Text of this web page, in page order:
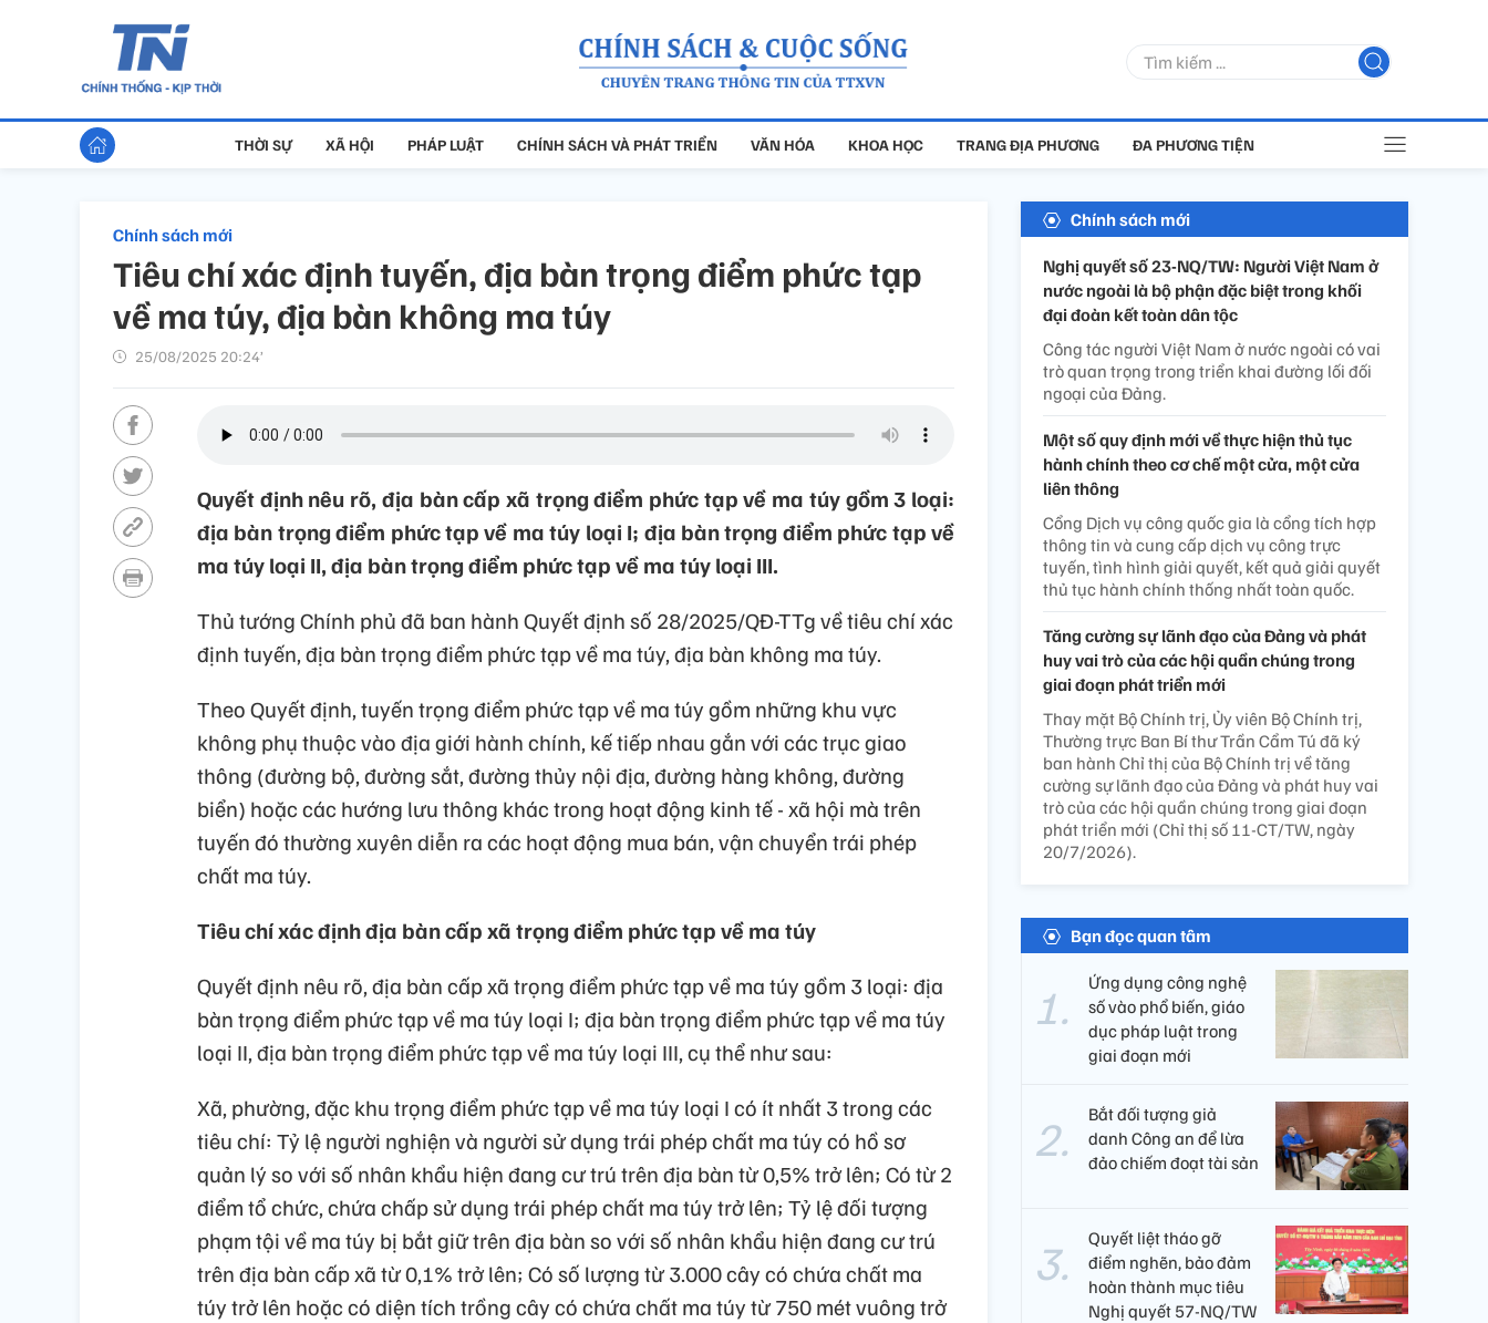
THỜI SỰ XÃ HỘI PHÁP LUẬT CHÍNH SÁCH VÀ PHÁT TRIỂN VĂN HÓA KHOA HỌC TRANG ĐỊA PHƯƠNG ĐA PHƯƠNG TIỆN
Chính sách mới
Tiêu chí xác định tuyến, địa bàn trọng điểm phức tạp
về ma túy, địa bàn không ma túy
25/08/2025 20:24’
Quyết định nêu rõ, địa bàn cấp xã trọng điểm phức tạp về ma túy gồm 3 loại:
địa bàn trọng điểm phức tạp về ma túy loại I; địa bàn trọng điểm phức tạp về
ma túy loại II, địa bàn trọng điểm phức tạp về ma túy loại III.
Thủ tướng Chính phủ đã ban hành Quyết định số 28/2025/QĐ-TTg về tiêu chí xác
định tuyến, địa bàn trọng điểm phức tạp về ma túy, địa bàn không ma túy.
Theo Quyết định, tuyến trọng điểm phức tạp về ma túy gồm những khu vực
không phụ thuộc vào địa giới hành chính, kế tiếp nhau gắn với các trục giao
thông (đường bộ, đường sắt, đường thủy nội địa, đường hàng không, đường
biển) hoặc các hướng lưu thông khác trong hoạt động kinh tế - xã hội mà trên
tuyến đó thường xuyên diễn ra các hoạt động mua bán, vận chuyển trái phép
chất ma túy.
Tiêu chí xác định địa bàn cấp xã trọng điểm phức tạp về ma túy
Quyết định nêu rõ, địa bàn cấp xã trọng điểm phức tạp về ma túy gồm 3 loại: địa
bàn trọng điểm phức tạp về ma túy loại I; địa bàn trọng điểm phức tạp về ma túy
loại II, địa bàn trọng điểm phức tạp về ma túy loại III, cụ thể như sau:
Xã, phường, đặc khu trọng điểm phức tạp về ma túy loại I có ít nhất 3 trong các
tiêu chí: Tỷ lệ người nghiện và người sử dụng trái phép chất ma túy có hồ sơ
quản lý so với số nhân khẩu hiện đang cư trú trên địa bàn từ 0,5% trở lên; Có từ 2
điểm tổ chức, chứa chấp sử dụng trái phép chất ma túy trở lên; Tỷ lệ đối tượng
phạm tội về ma túy bị bắt giữ trên địa bàn so với số nhân khẩu hiện đang cư trú
trên địa bàn cấp xã từ 0,1% trở lên; Có số lượng từ 3.000 cây có chứa chất ma
túy trở lên hoặc có diện tích trồng cây có chứa chất ma túy từ 750 mét vuông trở
Chính sách mới
Nghị quyết số 23-NQ/TW: Người Việt Nam ở
nước ngoài là bộ phận đặc biệt trong khối
đại đoàn kết toàn dân tộc
Công tác người Việt Nam ở nước ngoài có vai
trò quan trọng trong triển khai đường lối đối
ngoại của Đảng.
Một số quy định mới về thực hiện thủ tục
hành chính theo cơ chế một cửa, một cửa
liên thông
Cổng Dịch vụ công quốc gia là cổng tích hợp
thông tin và cung cấp dịch vụ công trực
tuyến, tình hình giải quyết, kết quả giải quyết
thủ tục hành chính thống nhất toàn quốc.
Tăng cường sự lãnh đạo của Đảng và phát
huy vai trò của các hội quần chúng trong
giai đoạn phát triển mới
Thay mặt Bộ Chính trị, Ủy viên Bộ Chính trị,
Thường trực Ban Bí thư Trần Cẩm Tú đã ký
ban hành Chỉ thị của Bộ Chính trị về tăng
cường sự lãnh đạo của Đảng và phát huy vai
trò của các hội quần chúng trong giai đoạn
phát triển mới (Chỉ thị số 11-CT/TW, ngày
20/7/2026).
Bạn đọc quan tâm
Ứng dụng công nghệ
số vào phổ biến, giáo
dục pháp luật trong
giai đoạn mới
Bắt đối tượng giả
danh Công an để lừa
đảo chiếm đoạt tài sản
Quyết liệt tháo gỡ
điểm nghẽn, bảo đảm
hoàn thành mục tiêu
Nghị quyết 57-NQ/TW